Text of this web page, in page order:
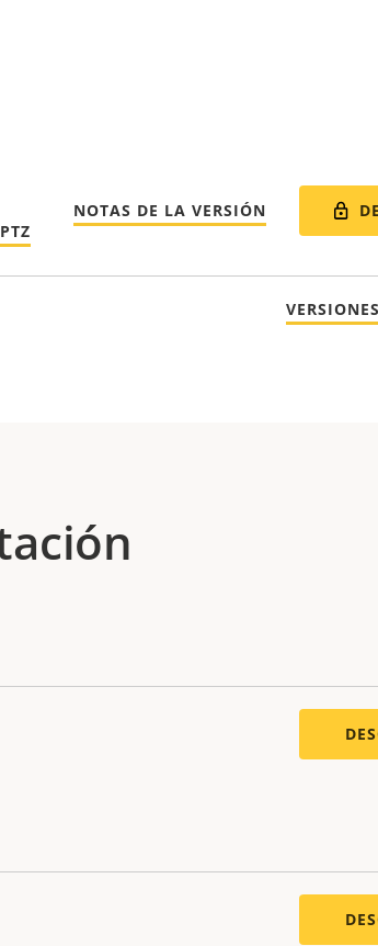
NOTAS DE LA VERSIÓN